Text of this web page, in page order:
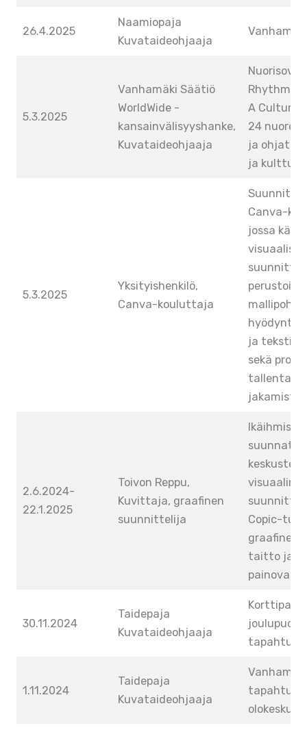
26.4.2025
Naamiopaja
Kuvataideohjaaja
5.3.2025
Vanhamäki Säätiö
WorldWide -
kansainvälisyyshanke,
Kuvataideohjaaja
Rhythms
A Cultural
24
ja ohjattu
ja
5.3.2025
Yksityishenkilö,
Canva-kouluttaja
Canva-
jossa
visuaalisen
ja
sekä
jakamista.
2.6.2024-
22.1.2025
Toivon Reppu,
Kuvittaja, graafinen
suunnittelija
Ikäihmisille
Copic-
graafinen
taitto ja
30.11.2024
Taidepaja
Kuvataideohjaaja
Korttipaja,
joulupuoti
1.11.2024
Taidepaja
Kuvataideohjaaja
olokeskus,